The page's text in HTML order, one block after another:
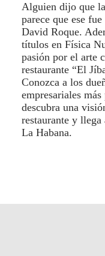
Alguien dijo que
parece que ese
David Roque.
títulos en Física
pasión por el arte
restaurante “El
Conozca a los
empresariales
descubra una
restaurante y
La Habana.